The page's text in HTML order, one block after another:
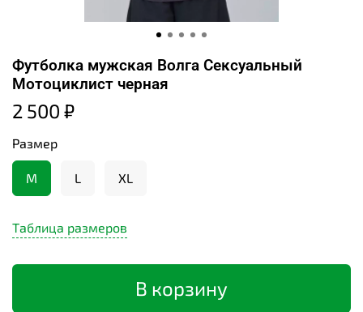
Футболка мужская Волга Сексуальный
Мотоциклист черная
2 500 ₽
Таблица размеров
В корзину
Размер
M L XL